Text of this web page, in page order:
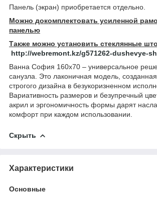
Панель (экран) приобретается отдельно.
Можно докомплектовать усиленной
панелью
Также можно установить стеклянные
http://webremont.kz/g571262-dushevye-
Ванна София 160х70 – универсальное
санузла. Это лаконичная модель,
строгого дизайна в безукоризненном
Вариативность размеров и безупречный
акрил и эргономичность формы дарят
комфорт при каждом использовании.
Скрыть
Характеристики
Основные